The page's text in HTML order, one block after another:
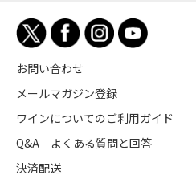
お問い合わせ
メールマガジン登録
ワインについてのご利用ガイド
Q&A よくある質問と回答
決済配送